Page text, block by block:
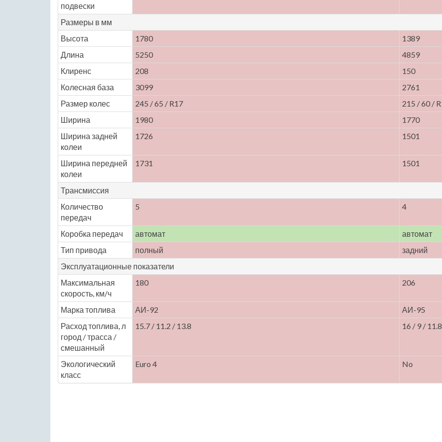
подвески
Размеры в мм
Высота
1780
1389
Длина
5250
4859
Клиренс
208
150
Колесная база
3099
2761
Размер колес
245 / 65 / R17
215 / 60 /
Ширина
1980
1770
Ширина задней
колеи
1726 1501
Ширина передней
колеи
1731 1501
Трансмиссия
Количество
передач
5 4
Коробка передач автомат
автомат
Тип привода
полный
задний
Эксплуатационные показатели
Максимальная
скорость, км/ч
180 206
Марка топлива АИ-92
АИ-95
Расход топлива, л
город / трасса /
смешанный
15.7 / 11.2 / 13.8 16 / 9 / 11.8
Экологический
класс
Euro 4 No